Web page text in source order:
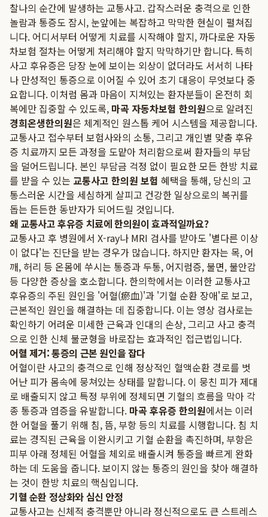
찰나의 순간에 발생하는 교통사고. 갑작스러운 충격으로 인한
놀람과 통증도 잠시, 눈앞에는 복잡하고 막막한 현실이 펼쳐집
니다. 어디서부터 어떻게 치료를 시작해야 할지, 까다로운 자동
차보험 절차는 어떻게 처리해야 할지 막막하기만 합니다. 특히
사고 후유증은 당장 눈에 보이는 외상이 없더라도 서서히 나타
나 만성적인 통증으로 이어질 수 있어 초기 대응이 무엇보다 중
요합니다. 이처럼 몸과 마음이 지쳐있는 환자분들이 온전히 회
복에만 집중할 수 있도록, 마곡 자동차보험 한의원으로 알려진
경희온생한의원은 체계적인 원스톱 케어 시스템을 제공합니다.
교통사고 접수부터 보험사와의 소통, 그리고 개인별 맞춤 후유
증 치료까지 모든 과정을 도맡아 처리함으로써 환자들의 부담
을 덜어드립니다. 본인 부담금 걱정 없이 필요한 모든 한방 치료
를 받을 수 있는 교통사고 한의원 보험 혜택을 통해, 당신의 고
통스러운 시간을 세심하게 살피고 건강한 일상으로의 복귀를
돕는 든든한 동반자가 되어드릴 것입니다.
왜 교통사고 후유증 치료에 한의원이 효과적일까요?
교통사고 후 병원에서 X-ray나 MRI 검사를 받아도 '별다른 이상
이 없다'는 진단을 받는 경우가 많습니다. 하지만 환자는 목, 어
깨, 허리 등 온몸에 쑤시는 통증과 두통, 어지럼증, 불면, 불안감
등 다양한 증상을 호소합니다. 한의학에서는 이러한 교통사고
후유증의 주된 원인을 '어혈(瘀血)'과 '기혈 순환 장애'로 보고,
근본적인 원인을 해결하는 데 집중합니다. 이는 영상 검사로는
확인하기 어려운 미세한 근육과 인대의 손상, 그리고 사고 충격
으로 인한 신체 불균형을 바로잡는 효과적인 접근법입니다.
어혈 제거: 통증의 근본 원인을 잡다
어혈이란 사고의 충격으로 인해 정상적인 혈액순환 경로를 벗
어난 피가 몸속에 뭉쳐있는 상태를 말합니다. 이 뭉친 피가 제대
로 배출되지 않고 특정 부위에 정체되면 기혈의 흐름을 막아 각
종 통증과 염증을 유발합니다. 마곡 후유증 한의원에서는 이러
한 어혈을 풀기 위해 침, 뜸, 부항 등의 치료를 시행합니다. 침 치
료는 경직된 근육을 이완시키고 기혈 순환을 촉진하며, 부항은
피부 아래 정체된 어혈을 체외로 배출시켜 통증을 빠르게 완화
하는 데 도움을 줍니다. 보이지 않는 통증의 원인을 찾아 해결하
는 것이 한방 치료의 핵심입니다.
기혈 순환 정상화와 심신 안정
교통사고는 신체적 충격뿐만 아니라 정신적으로도 큰 스트레스